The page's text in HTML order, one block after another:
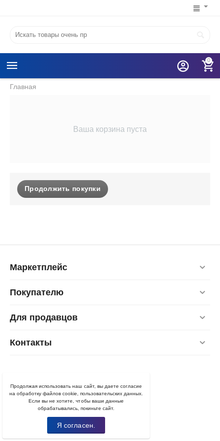
0
Главная
Ваша корзина пуста
Продолжить покупки
Маркетплейс
Покупателю
Для продавцов
Контакты
Продолжая использовать наш сайт, вы даете согласие
на обработку файлов cookie, пользовательских данных.
Если вы не хотите, чтобы ваши данные
обрабатывались, покиньте сайт.
Я согласен.